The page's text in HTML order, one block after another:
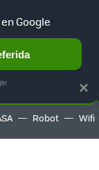
NUEVO
Robot Wifi
×
Google